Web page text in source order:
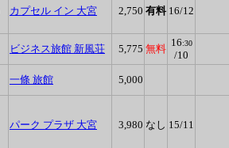
カプセル イン 大宮 2,750 有料 16/12
ビジネス旅館 新風荘 5,775 無料
16:30
/10
一條 旅館 5,000
パーク プラザ 大宮 3,980 なし 15/11